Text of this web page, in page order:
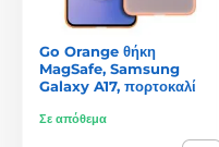
Go Orange θήκη
MagSafe, Samsung
Galaxy A17, πορτοκαλί
Σε απόθεμα